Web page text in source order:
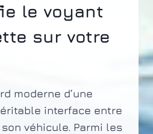
le voyant
sur votre
moderne d’une
interface entre
véhicule. Parmi les